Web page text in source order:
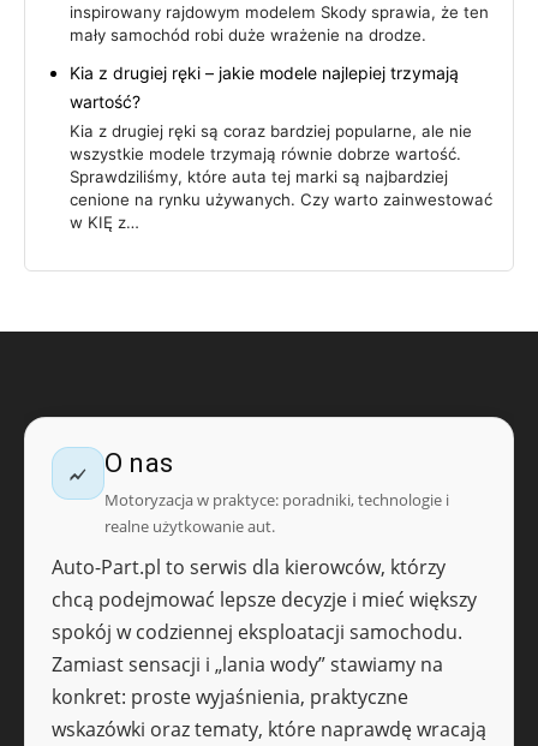
inspirowany rajdowym modelem Skody sprawia, że ten
mały samochód robi duże wrażenie na drodze.
Kia z drugiej ręki – jakie modele najlepiej trzymają
wartość?
Kia z drugiej ręki są coraz bardziej popularne, ale nie
wszystkie modele trzymają równie dobrze wartość.
Sprawdziliśmy, które auta tej marki są najbardziej
cenione na rynku używanych. Czy warto zainwestować
w KIĘ z…
O nas
Motoryzacja w praktyce: poradniki, technologie i
realne użytkowanie aut.
Auto-Part.pl to serwis dla kierowców, którzy
chcą podejmować lepsze decyzje i mieć większy
spokój w codziennej eksploatacji samochodu.
Zamiast sensacji i „lania wody” stawiamy na
konkret: proste wyjaśnienia, praktyczne
wskazówki oraz tematy, które naprawdę wracają